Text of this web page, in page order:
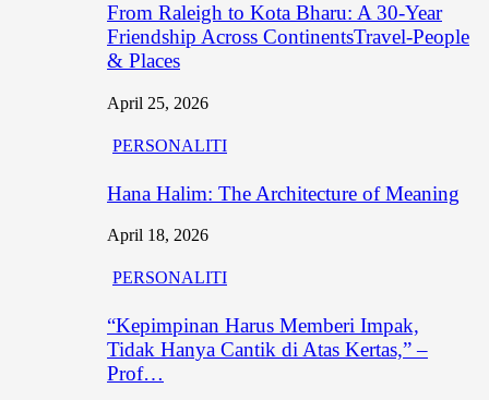
From Raleigh to Kota Bharu: A 30-Year
Friendship Across ContinentsTravel-People
& Places
April 25, 2026
PERSONALITI
Hana Halim: The Architecture of Meaning
April 18, 2026
PERSONALITI
“Kepimpinan Harus Memberi Impak,
Tidak Hanya Cantik di Atas Kertas,” –
Prof…